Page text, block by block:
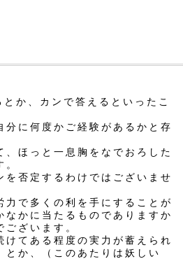
か、カンで答えるといったこ
分に何度かご経験があるかと存
、ほっと一息胸をなでおろした
を否定するわけではございませ
力で多くの利を手にすることが
なかに当たるものでありますか
ざいます。
けてある程度の実力が蓄えられ
とか、（このあたりは妖しい